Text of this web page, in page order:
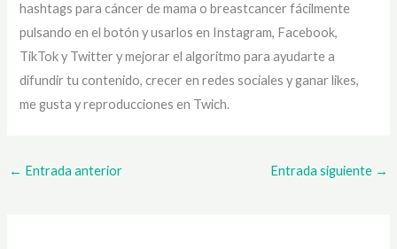
hashtags para cáncer de mama o breastcancer fácilmente
pulsando en el botón y usarlos en Instagram, Facebook,
TikTok y Twitter y mejorar el algoritmo para ayudarte a
difundir tu contenido, crecer en redes sociales y ganar likes,
me gusta y reproducciones en Twich.
← Entrada anterior Entrada siguiente →